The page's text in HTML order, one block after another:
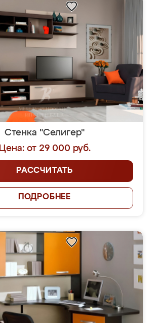
Стенка "Селигер"
Цена: от 29 000 руб.
РАССЧИТАТЬ
ПОДРОБНЕЕ